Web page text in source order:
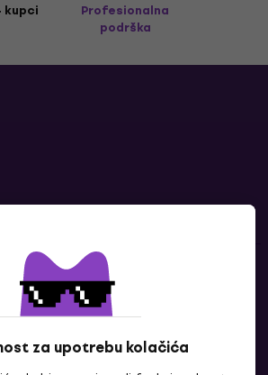
za upotrebu kolačića
kupci
Profesionalna
podrška
Kontakti
Kontaktiraj nas